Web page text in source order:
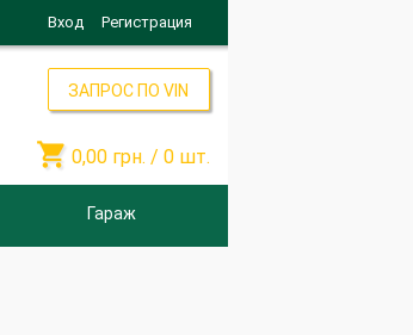
Вход Регистрация
ЗАПРОС ПО VIN
 0,00 грн. / 0 шт.
Гараж